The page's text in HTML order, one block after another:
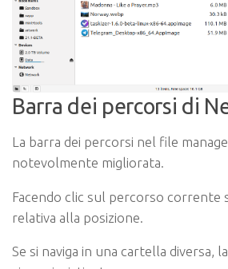
Barra dei percorsi di
La barra dei percorsi nel file
notevolmente migliorata.
Facendo clic sul percorso corrente
relativa alla posizione.
Se si naviga in una cartella diversa,